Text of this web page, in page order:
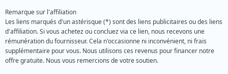
Remarque sur l'affiliation
Les liens marqués d'un astérisque (*) sont des liens publicitaires ou des liens
d'affiliation. Si vous achetez ou concluez via ce lien, nous recevons une
rémunération du fournisseur. Cela n'occasionne ni inconvénient, ni frais
supplémentaire pour vous. Nous utilisons ces revenus pour financer notre
offre gratuite. Nous vous remercions de votre soutien.